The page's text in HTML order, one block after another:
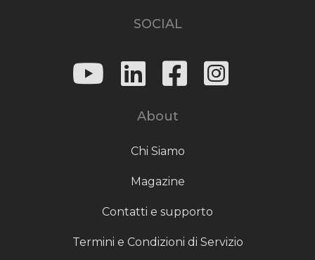
SOCIAL
About
Chi Siamo
Magazine
Contatti e supporto
Termini e Condizioni di Servizio